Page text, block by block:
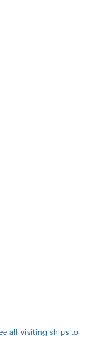
all visiting ships to